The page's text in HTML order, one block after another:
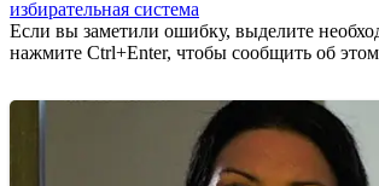
избирательная система
Если вы заметили ошибку, выделите
нажмите Ctrl+Enter, чтобы сообщить об